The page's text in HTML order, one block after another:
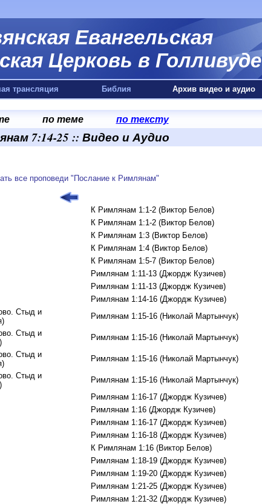
Евангельская
Церковь в Голливуде
трансляция Библия Архив видео и аудио
по теме по тексту
7:14-25 :: Видео и Аудио
все проповеди "Послание к Римлянам"
К Римлянам 1:1-2 (Виктор Белов)
К Римлянам 1:1-2 (Виктор Белов)
К Римлянам 1:3 (Виктор Белов)
К Римлянам 1:4 (Виктор Белов)
К Римлянам 1:5-7 (Виктор Белов)
Римлянам 1:11-13 (Джордж Кузичев)
Римлянам 1:11-13 (Джордж Кузичев)
Римлянам 1:14-16 (Джордж Кузичев)
Стыд и
Римлянам 1:15-16 (Николай Мартынчук)
Стыд и
Римлянам 1:15-16 (Николай Мартынчук)
Стыд и
Римлянам 1:15-16 (Николай Мартынчук)
Стыд и
Римлянам 1:15-16 (Николай Мартынчук)
Римлянам 1:16-17 (Джордж Кузичев)
Римлянам 1:16 (Джордж Кузичев)
Римлянам 1:16-17 (Джордж Кузичев)
Римлянам 1:16-18 (Джордж Кузичев)
К Римлянам 1:16 (Виктор Белов)
Римлянам 1:18-19 (Джордж Кузичев)
Римлянам 1:19-20 (Джордж Кузичев)
Римлянам 1:21-25 (Джордж Кузичев)
Римлянам 1:21-32 (Джордж Кузичев)